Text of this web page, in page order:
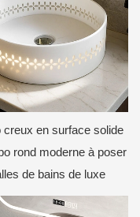
creux en surface solide
rond moderne à poser
de bains de luxe